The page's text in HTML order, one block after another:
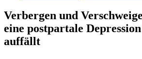
Verbergen und
eine postpartale
auffällt